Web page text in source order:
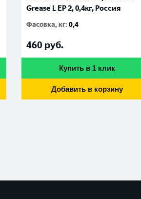
Grease L EP 2, 0,4кг, Россия
Фасовка, кг:0,4
460 руб.
Купить в 1 клик
Добавить в корзину